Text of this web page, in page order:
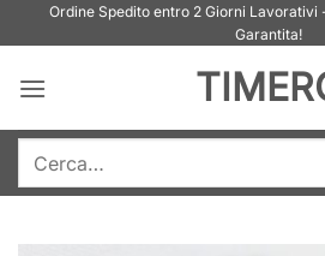
ai
Ordine Spedito entro 2 Giorni Lavorativi
Garantita!
Cerca: